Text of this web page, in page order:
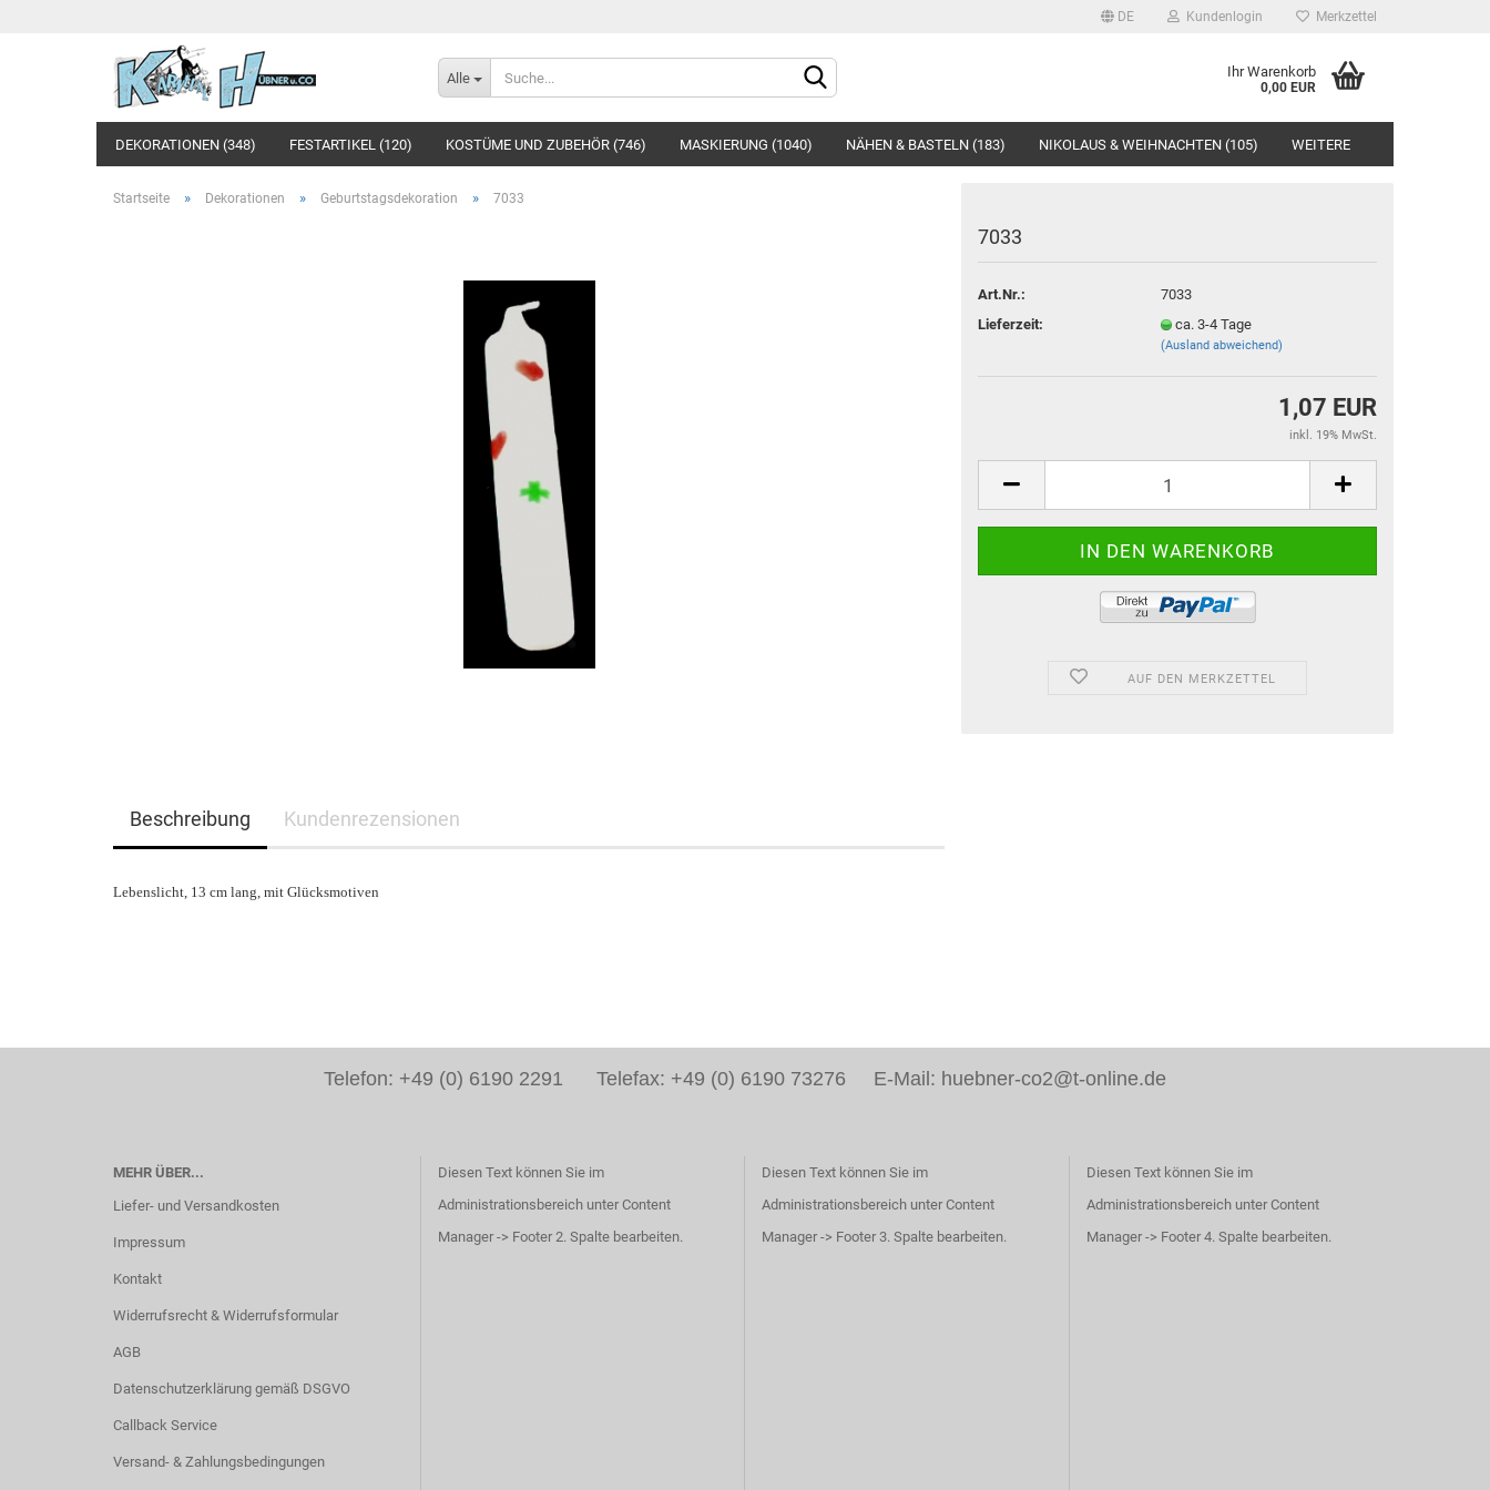
DE Kundenlogin
Konto erstellen
Merkzettel
Alle Ihr Warenkorb
0,00 EUR
DEKORATIONEN (348) FESTARTIKEL (120) KOSTÜME UND ZUBEHÖR (746) MASKIERUNG (1040) NÄHEN & BASTELN (183) NIKOLAUS & WEIHNACHTEN (105) WEITERE
Startseite » Dekorationen » Geburtstagsdekoration » 7033
7033
Art.Nr.:
7033
Lieferzeit:
ca. 3-4 Tage
(Ausland abweichend)
1,07 EUR
inkl. 19% MwSt.
AUF DEN MERKZETTEL
Beschreibung Kundenrezensionen
Lebenslicht, 13 cm lang, mit Glücksmotiven
Telefon: +49 (0) 6190 2291 Telefax: +49 (0) 6190 73276 E-Mail: huebner-co2@t-online.de
MEHR ÜBER...
Liefer- und Versandkosten
Impressum
Kontakt
Widerrufsrecht & Widerrufsformular
AGB
Datenschutzerklärung gemäß DSGVO
Callback Service
Versand- & Zahlungsbedingungen
Diesen Text können Sie im
Administrationsbereich unter Content
Manager -> Footer 2. Spalte bearbeiten.
Diesen Text können Sie im
Administrationsbereich unter Content
Manager -> Footer 3. Spalte bearbeiten.
Diesen Text können Sie im
Administrationsbereich unter Content
Manager -> Footer 4. Spalte bearbeiten.